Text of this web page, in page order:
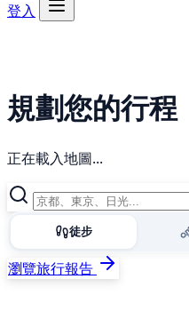
登入
規劃您的行程
正在載入地圖...
徒步
瀏覽旅行報告